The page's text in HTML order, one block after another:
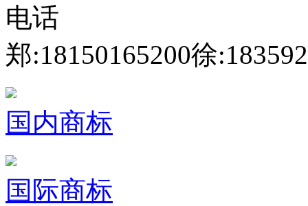
电话
郑:18150165200徐
国内商标
国际商标